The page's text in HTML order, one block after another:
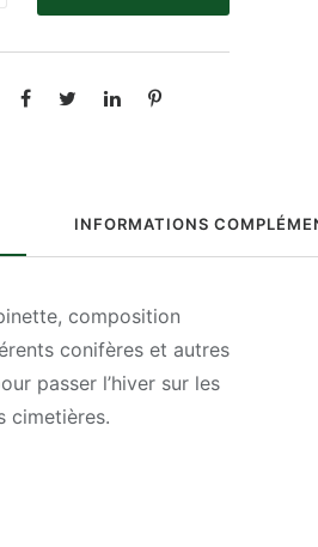
INFORMATIONS
composition
conifères et autres
passer l’hiver sur les
cimetières.